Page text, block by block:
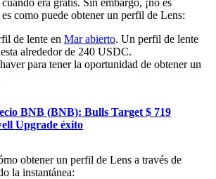
era gratis. Sin embargo, ¡no es
como puede obtener un perfil de Lens:
de lente en Mar abierto. Un perfil de lente
alrededor de 240 USDC.
para tener la oportunidad de obtener un
BNB (BNB): Bulls Target $ 719
Upgrade éxito
obtener un perfil de Lens a través de
la instantánea: